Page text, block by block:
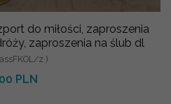
do miłości, zaproszenia
zaproszenia na ślub dl
z )
PLN